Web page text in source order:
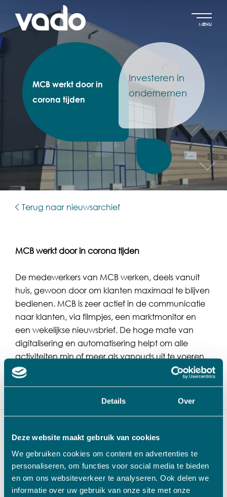
Details Over
Deze website maakt gebruik van cookies
We gebruiken cookies om content en advertenties te
personaliseren, om functies voor social media te bieden
en om ons websiteverkeer te analyseren. Ook delen we
informatie over uw gebruik van onze site met onze
MENU
MCB werkt door in
corona tijden
Investeren in
ondernemen
Terug naar nieuwsarchief
MCB werkt door in corona tijden
De medewerkers van MCB werken, deels vanuit
huis, gewoon door om klanten maximaal te blijven
bedienen. MCB is zeer actief in de communicatie
naar klanten, via filmpjes, een marktmonitor en
een wekelijkse nieuwsbrief. De hoge mate van
digitalisering en automatisering helpt om alle
activiteiten min of meer als vanouds uit te voeren.
Voor meer informatie zie
of volg
MCB op linkedin om op de hoogte te blijven.